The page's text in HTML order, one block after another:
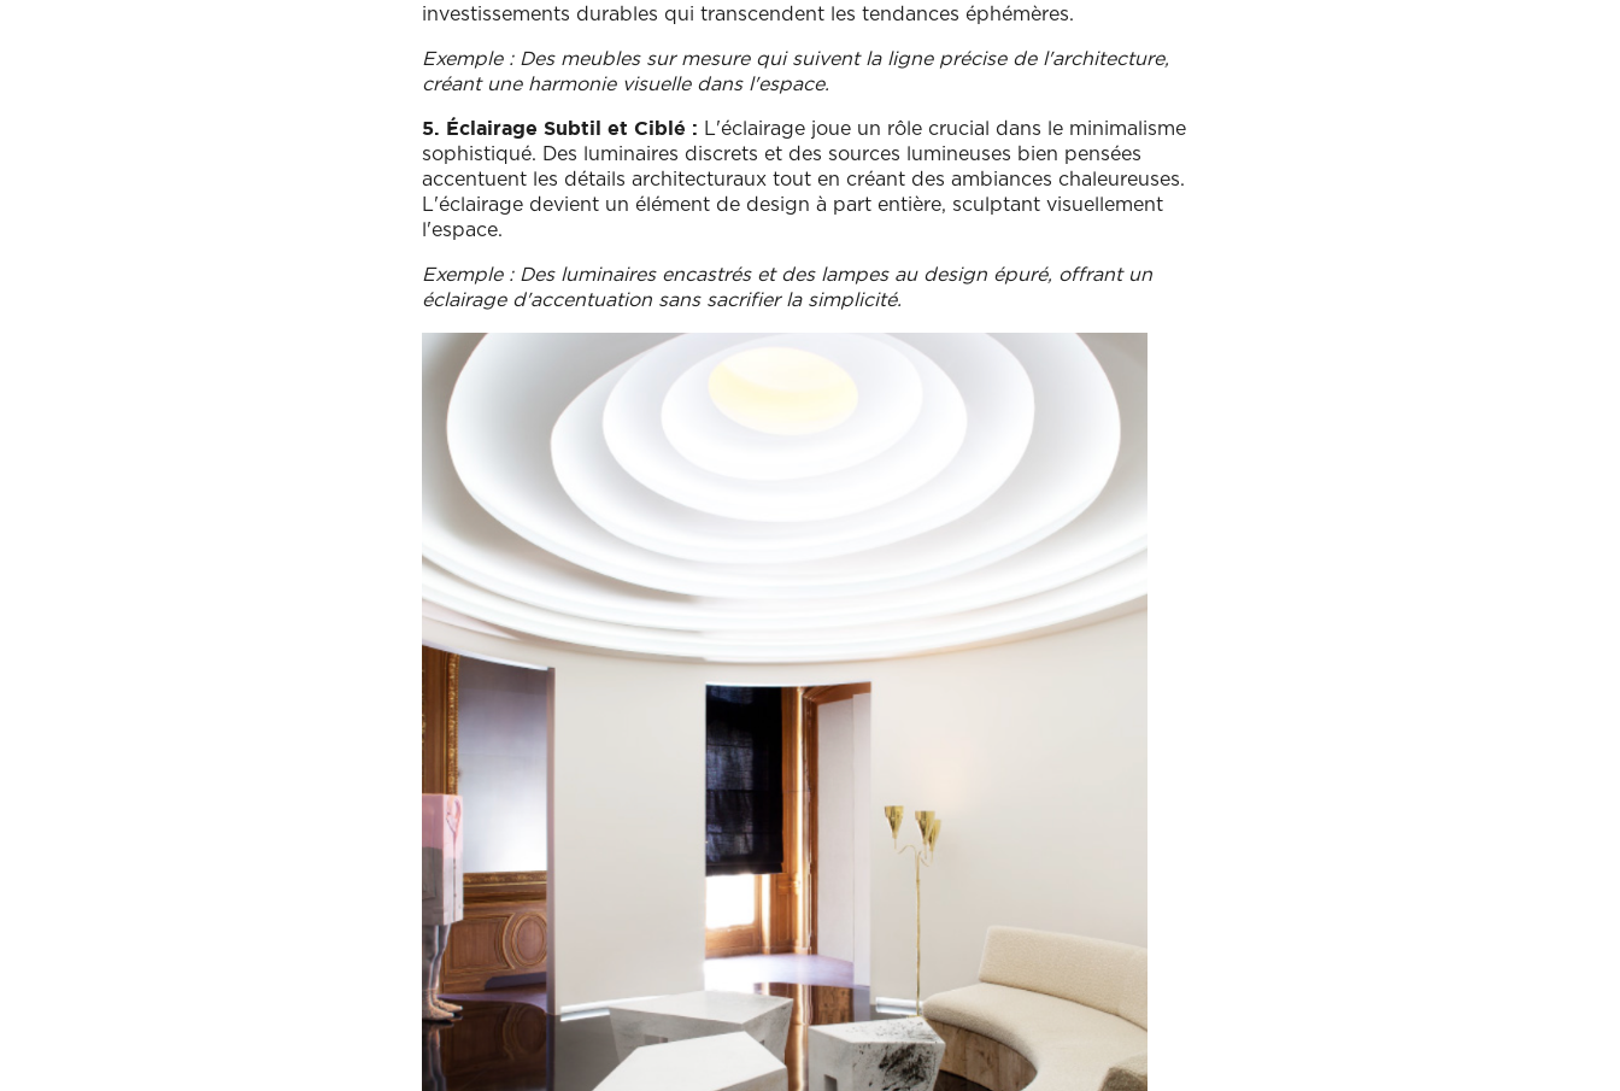
investissements durables qui transcendent les tendances éphémères.
Exemple : Des meubles sur mesure qui suivent la ligne précise de l'architecture,
créant une harmonie visuelle dans l'espace.
5. Éclairage Subtil et Ciblé : L'éclairage joue un rôle crucial dans le minimalisme
sophistiqué. Des luminaires discrets et des sources lumineuses bien pensées
accentuent les détails architecturaux tout en créant des ambiances chaleureuses.
L'éclairage devient un élément de design à part entière, sculptant visuellement
l'espace.
Exemple : Des luminaires encastrés et des lampes au design épuré, offrant un
éclairage d'accentuation sans sacrifier la simplicité.